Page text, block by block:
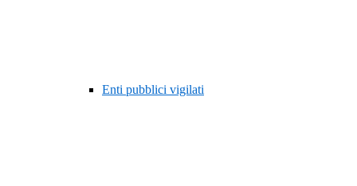
Enti pubblici vigilati